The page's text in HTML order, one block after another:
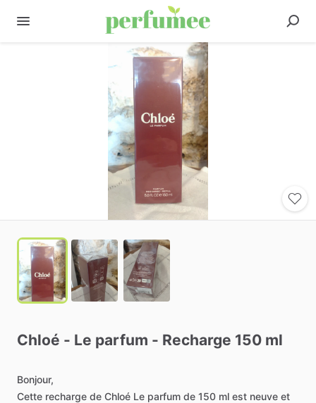
Chloé - Le parfum - Recharge 150 ml
Bonjour,
Cette recharge de Chloé Le parfum de 150 ml est neuve et